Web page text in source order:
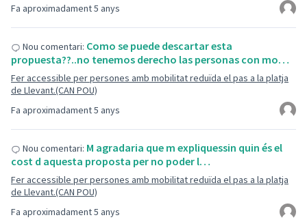
Fa aproximadament 5 anys
Fa aproximadament 5 anys
Nou comentari: Como se puede descartar esta
propuesta??..no tenemos derecho las personas con mo…
Fer accessible per persones amb mobilitat reduïda el pas a la platja
de Llevant.(CAN POU)
Fa aproximadament 5 anys
Nou comentari: M agradaria que m expliquessin quin és el
cost d aquesta proposta per no poder l…
Fer accessible per persones amb mobilitat reduïda el pas a la platja
de Llevant.(CAN POU)